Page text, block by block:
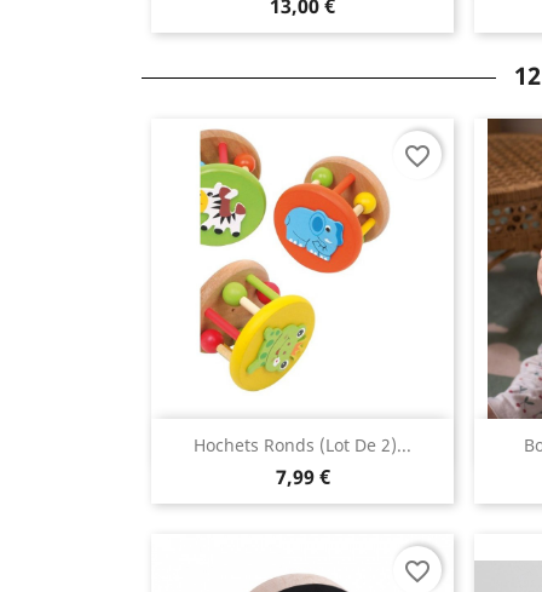
13,00 €
Hochets Ronds (lot De 2)...
7,99 €
Aperçu rapide
favorite_border
favorite_border